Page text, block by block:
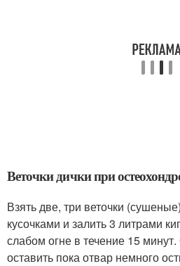
Веточки дички при
Взять две, три веточки
кусочками и залить 3 литрами
слабом огне в течение 15
оставить пока отвар немного